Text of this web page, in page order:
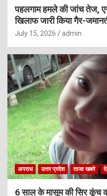
पहलगाम हमले की जांच तेज,
खिलाफ जारी किया गैर-
July 15, 2026 admin
अपराध उत्तर प्रदेश ताजा खबरे
6 साल के मासूम की सिर कूंच